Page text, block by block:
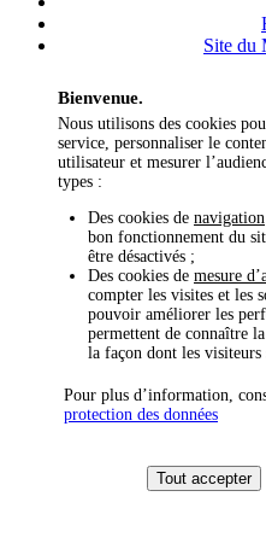
Site du
Bienvenue.
Nous utilisons des cookies
service, personnaliser le
utilisateur et mesurer
types :
Des cookies de navigation
bon fonctionnement du
être désactivés ;
Des cookies de mesure
compter les visites et les
pouvoir améliorer les
permettent de connaître
la façon dont les visiteurs
Pour plus d’information,
protection des données
Tout accepter